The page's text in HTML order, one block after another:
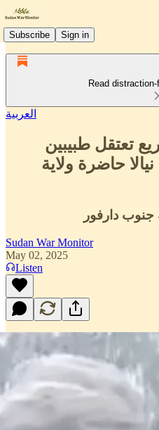
Subscribe Sign in
Read
العربية
تعتقل طبيبين
حاضرة ولاية
جنوب دارفور
Sudan War Monitor
May 02, 2025
Listen